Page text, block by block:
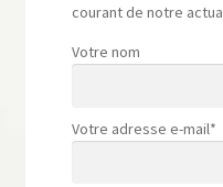
courant de notre
Votre nom
Votre adresse e-mail*